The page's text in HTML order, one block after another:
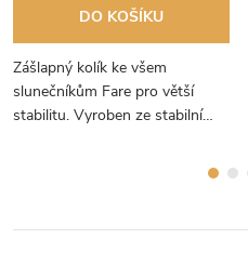
DO KOŠÍKU
Zášlapný kolík ke všem
slunečníkům Fare pro větší
stabilitu. Vyroben ze stabilní